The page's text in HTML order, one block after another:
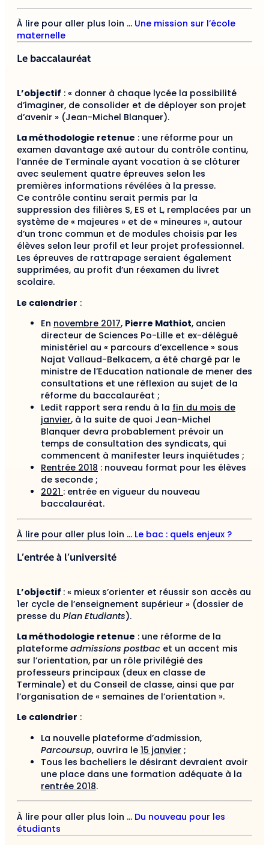
À lire pour aller plus loin … Une mission sur l’école
maternelle
Le baccalauréat
L’objectif : « donner à chaque lycée la possibilité
d’imaginer, de consolider et de déployer son projet
d’avenir » (Jean-Michel Blanquer).
La méthodologie retenue : une réforme pour un
examen davantage axé autour du contrôle continu,
l’année de Terminale ayant vocation à se clôturer
avec seulement quatre épreuves selon les
premières informations révélées à la presse.
Ce contrôle continu serait permis par la
suppression des filières S, ES et L, remplacées par un
système de « majeures » et de « mineures », autour
d’un tronc commun et de modules choisis par les
élèves selon leur profil et leur projet professionnel.
Les épreuves de rattrapage seraient également
supprimées, au profit d’un réexamen du livret
scolaire.
Le calendrier :
En novembre 2017, Pierre Mathiot, ancien
directeur de Sciences Po-Lille et ex-délégué
ministériel au « parcours d’excellence » sous
Najat Vallaud-Belkacem, a été chargé par le
ministre de l’Education nationale de mener des
consultations et une réflexion au sujet de la
réforme du baccalauréat ;
Ledit rapport sera rendu à la fin du mois de
janvier, à la suite de quoi Jean-Michel
Blanquer devra probablement prévoir un
temps de consultation des syndicats, qui
commencent à manifester leurs inquiétudes ;
Rentrée 2018 : nouveau format pour les élèves
de seconde ;
2021 : entrée en vigueur du nouveau
baccalauréat.
À lire pour aller plus loin … Le bac : quels enjeux ?
L’entrée à l’université
L’objectif : « mieux s’orienter et réussir son accès au
1er cycle de l’enseignement supérieur » (dossier de
presse du Plan Etudiants).
La méthodologie retenue : une réforme de la
plateforme admissions postbac et un accent mis
sur l’orientation, par un rôle privilégié des
professeurs principaux (deux en classe de
Terminale) et du Conseil de classe, ainsi que par
l’organisation de « semaines de l’orientation ».
Le calendrier :
La nouvelle plateforme d’admission,
Parcoursup, ouvrira le 15 janvier ;
Tous les bacheliers le désirant devraient avoir
une place dans une formation adéquate à la
rentrée 2018.
À lire pour aller plus loin … Du nouveau pour les
étudiants